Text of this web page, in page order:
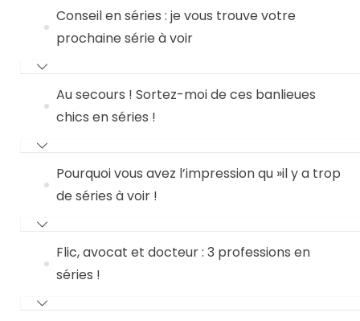
Conseil en séries : je vous trouve votre
prochaine série à voir
Au secours ! Sortez-moi de ces banlieues
chics en séries !
Pourquoi vous avez l’impression qu »il y a trop
de séries à voir !
Flic, avocat et docteur : 3 professions en
séries !